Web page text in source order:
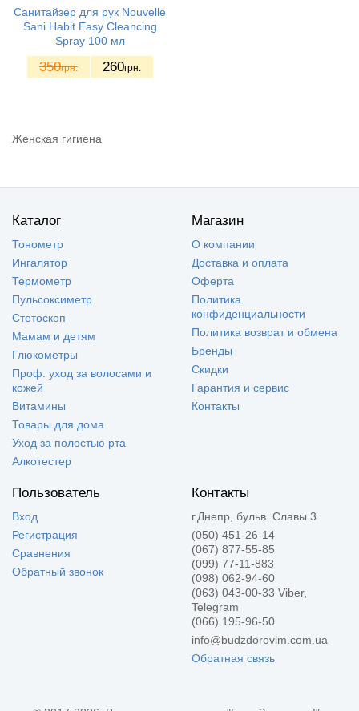
Cанитайзер для рук Nouvelle
Sani Habit Easy Cleancing
Spray 100 мл
350грн. 260грн.
Женская гигиена
Каталог
Тонометр
Ингалятор
Термометр
Пульсоксиметр
Стетоскоп
Мамам и детям
Глюкометры
Проф. уход за волосами и
кожей
Витамины
Товары для дома
Уход за полостью рта
Алкотестер
Магазин
О компании
Доставка и оплата
Оферта
Политика
конфиденциальности
Политика возврат и обмена
Бренды
Скидки
Гарантия и сервис
Контакты
Пользователь
Вход
Регистрация
Сравнения
Обратный звонок
Контакты
г.Днепр, бульв. Славы 3
(050) 451-26-14
(067) 877-55-85
(099) 77-11-883
(098) 062-94-60
(063) 043-00-33 Viber,
Telegram
(066) 195-96-50
info@budzdorovim.com.ua
Обратная связь